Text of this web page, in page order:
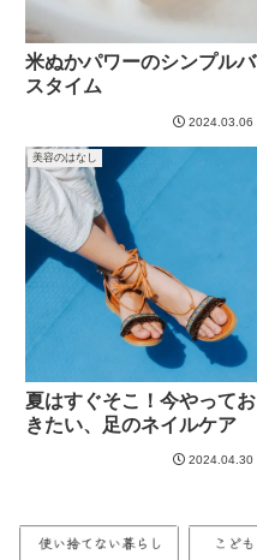
米ぬかパワーのシンプルバ
スタイム
2024.03.06
美容のはなし
夏はすぐそこ！今やってお
きたい、足のネイルケア
2024.04.30